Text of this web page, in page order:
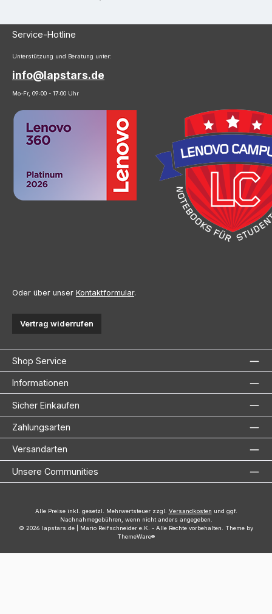
Service-Hotline
Unterstützung und Beratung unter:
info@lapstars.de
Mo-Fr, 09:00 - 17:00 Uhr
Oder über unser Kontaktformular.
Vertrag widerrufen
Shop Service
Informationen
Sicher Einkaufen
Zahlungsarten
Versandarten
Unsere Communities
Alle Preise inkl. gesetzl. Mehrwertsteuer zzgl. Versandkosten und ggf.
Nachnahmegebühren, wenn nicht anders angegeben.
© 2026 lapstars.de | Mario Reifschneider e.K. - Alle Rechte vorbehalten. Theme by
ThemeWare®